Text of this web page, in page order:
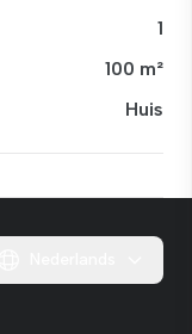
1
100 m²
Huis